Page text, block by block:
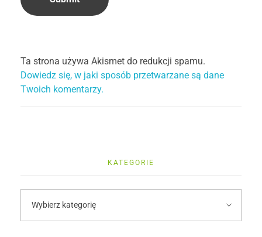
Ta strona używa Akismet do redukcji spamu.
Dowiedz się, w jaki sposób przetwarzane są dane
Twoich komentarzy.
KATEGORIE